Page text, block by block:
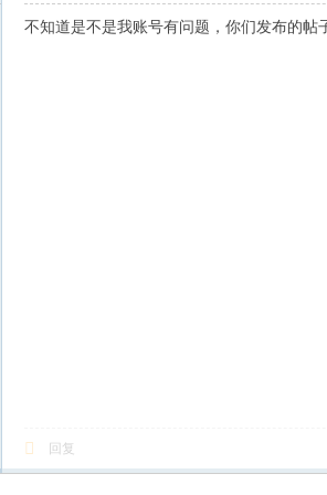
不知道是不是我账号有问题，你们发布的
回复